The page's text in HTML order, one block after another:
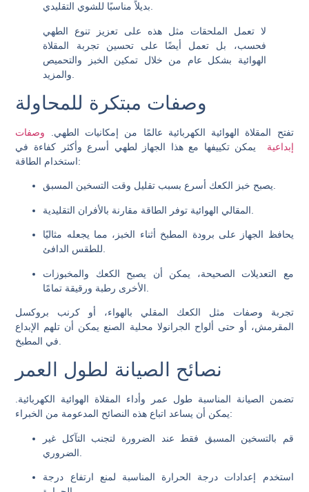
بديلاً مناسبًا للشوي التقليدي.
لا تعمل الملحقات مثل هذه على تعزيز تنوع الطهي
فحسب، بل تعمل أيضًا على تحسين تجربة المقلاة
الهوائية بشكل عام من خلال تمكين الخبز والتحميص
وصفات مبتكرة للمحاولة
تفتح المقلاة الهوائية الكهربائية عالمًا من إمكانيات الطهي. وصفات
إبداعية
يمكن تكييفها مع هذا الجهاز لطهي أسرع وأكثر كفاءة في
استخدام الطاقة:
يصبح خبز الكعك أسرع بسبب تقليل وقت التسخين المسبق.
يحافظ الجهاز على برودة المطبخ أثناء الخبز، مما يجعله مثاليًا
للطقس الدافئ.
مع التعديلات الصحيحة، يمكن أن يصبح الكعك والمخبوزات
تجربة وصفات مثل الكعك المقلي بالهواء، أو كرنب بروكسل
المقرمش، أو حتى ألواح الجرانولا محلية الصنع يمكن أن تلهم الإبداع
نصائح الصيانة لطول العمر
تضمن الصيانة المناسبة طول عمر وأداء المقلاة الهوائية الكهربائية.
يمكن أن يساعد اتباع هذه النصائح المدعومة من الخبراء:
قم بالتسخين المسبق فقط عند الضرورة لتجنب التآكل غير
استخدم إعدادات درجة الحرارة المناسبة لمنع ارتفاع درجة